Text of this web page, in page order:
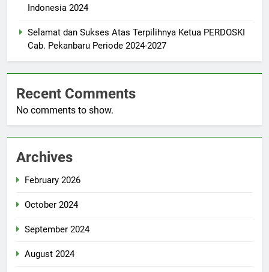
Indonesia 2024
Selamat dan Sukses Atas Terpilihnya Ketua PERDOSKI
Cab. Pekanbaru Periode 2024-2027
Recent Comments
No comments to show.
Archives
February 2026
October 2024
September 2024
August 2024